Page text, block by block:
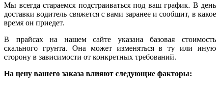
Мы всегда стараемся подстраиваться под ваш график. В день
доставки водитель свяжется с вами заранее и сообщит, в какое
время он приедет.
В прайсах на нашем сайте указана базовая стоимость
скального грунта. Она может изменяться в ту или иную
сторону в зависимости от конкретных требований.
На цену вашего заказа влияют следующие факторы: